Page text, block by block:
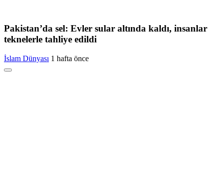
Pakistan’da sel: Evler sular altında kaldı, insanlar
teknelerle tahliye edildi
İslam Dünyası 1 hafta önce